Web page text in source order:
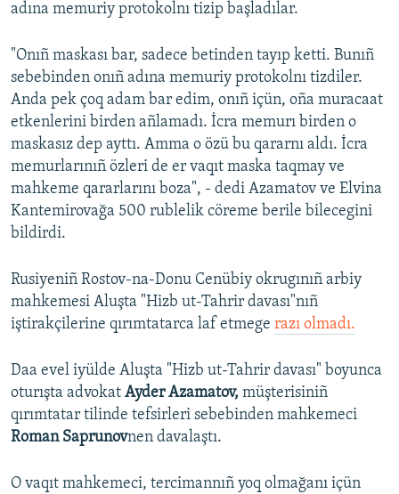
adına memuriy protokolnı tizip başladılar.
"Onıñ maskası bar, sadece betinden tayıp ketti. Bunıñ
sebebinden onıñ adına memuriy protokolnı tizdiler.
Anda pek çoq adam bar edim, onıñ içün, oña muracaat
etkenlerini birden añlamadı. İcra memurı birden o
maskasız dep ayttı. Amma o özü bu qararnı aldı. İcra
memurlarınıñ özleri de er vaqıt maska taqmay ve
mahkeme qararlarını boza", - dedi Azamatov ve Elvina
Kantemirovağa 500 rublelik cöreme berile bilecegini
bildirdi.
Rusiyeniñ Rostov-na-Donu Cenübiy okrugınıñ arbiy
mahkemesi Aluşta "Hizb ut-Tahrir davası"nıñ
iştirakçilerine qırımtatarca laf etmege razı olmadı.
Daa evel iyülde Aluşta "Hizb ut-Tahrir davası" boyunca
oturışta advokat Ayder Azamatov, müşterisiniñ
qırımtatar tilinde tefsirleri sebebinden mahkemeci
Roman Saprunovnen davalaştı.
O vaqıt mahkemeci, tercimannıñ yoq olmağanı içün